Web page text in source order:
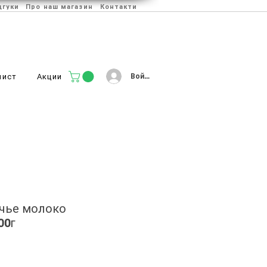
Про наш магазин Контакти
Акции Войти
молоко